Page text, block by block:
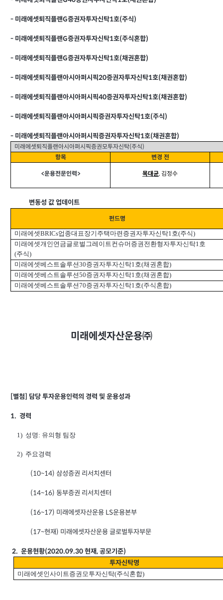
- 미래에셋퇴직플랜G증권자투자신탁1호(주식)
- 미래에셋퇴직플랜G증권자투자신탁1호(주식혼합)
- 미래에셋퇴직플랜G증권자투자신탁1호(채권혼합)
- 미래에셋퇴직플랜아시아퍼시픽20증권자투자신탁1호(채권혼합)
- 미래에셋퇴직플랜아시아퍼시픽40증권자투자신탁1호(채권혼합)
- 미래에셋퇴직플랜아시아퍼시픽증권자투자신탁1호(주식)
- 미래에셋퇴직플랜아시아퍼시픽증권자투자신탁1호(채권혼합)
미래에셋퇴직플랜아시아퍼시픽증권모투자신탁(주식)
항목
변경 전
<운용전문인력> 목대균, 김정수
변동성 값 업데이트
펀드명
미래에셋BRICs업종대표장기주택마련증권자투자신탁1호(주식)
미래에셋개인연금글로벌그레이트컨슈머증권전환형자투자신탁1호
(주식)
미래에셋베스트솔루션30증권자투자신탁1호(채권혼합)
미래에셋베스트솔루션50증권자투자신탁1호(채권혼합)
미래에셋베스트솔루션70증권자투자신탁1호(주식혼합)
미래에셋자산운용㈜
별첨] 담당 투자운용인력의 경력 및 운용성과
1. 경력
1) 성명: 유의형 팀장
2) 주요경력
(10~14) 삼성증권 리서치센터
(14~16) 동부증권 리서치센터
(16~17) 미래에셋자산운용 LS운용본부
(17~현재) 미래에셋자산운용 글로벌투자부문
2. 운용현황(2020.09.30 현재, 공모기준)
투자신탁명
미래에셋인사이트증권모투자신탁(주식혼합)